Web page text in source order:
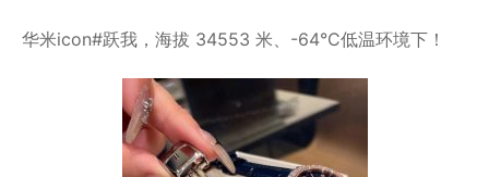
华米icon#跃我，海拔 34553 米、-64°C低温环境下！